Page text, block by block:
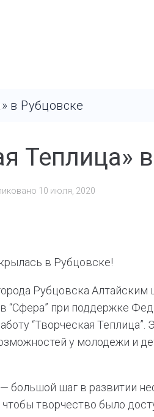
в Рубцовске
Теплица»
10 июля, 2020
в Рубцовске!
Рубцовска
“Сфера” при поддержке
“Творческая Теплица”.
у молодежи и
большой шаг в развитии
творчество было